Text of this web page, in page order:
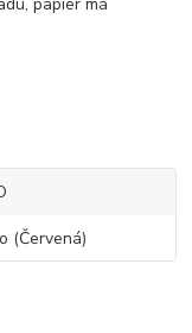
(Červená)